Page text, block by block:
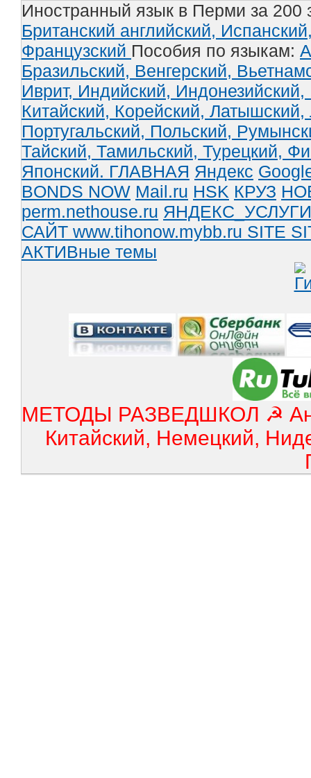
Иностранный язык в Перми за 200
Британский английский,
Французский Пособия по языкам:
Бразильский, Венгерский,
Иврит, Индийский, Индонезийский,
Китайский, Корейский, Латышский,
Португальский, Польский,
Тайский, Тамильский, Турецкий,
Японский. ГЛАВНАЯ Яндекс
BONDS NOW Mail.ru HSK КРУЗ
perm.nethouse.ru ЯНДЕКС_УСЛУГИ
САЙТ www.tihonow.mybb.ru SITE
АКТИВные темы
МЕТОДЫ РАЗВЕДШКОЛ ☭
Китайский, Немецкий,